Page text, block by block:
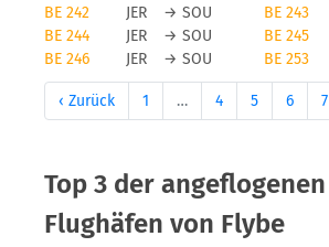
BE 242
JER → SOU BE 243
BE 244
JER → SOU BE 245
BE 246
JER → SOU BE 253
‹ Zurück 1 … 4 5 6 7
Top 3 der angeflogenen
Flughäfen von Flybe